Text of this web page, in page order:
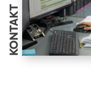
KONTAKT